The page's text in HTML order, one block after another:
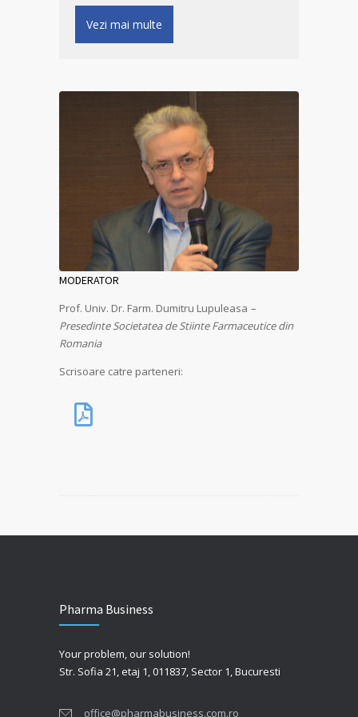
Vezi mai multe
MODERATOR
Prof. Univ. Dr. Farm. Dumitru Lupuleasa –
Presedinte Societatea de Stiinte Farmaceutice din
Romania
Scrisoare catre parteneri:
Pharma Business
Your problem, our solution!
Str. Sofia 21, etaj 1, 011837, Sector 1, Bucuresti
office@pharmabusiness.com.ro